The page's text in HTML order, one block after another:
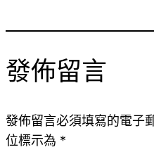
發佈留言
發佈留言必須填寫的電子
位標示為 *